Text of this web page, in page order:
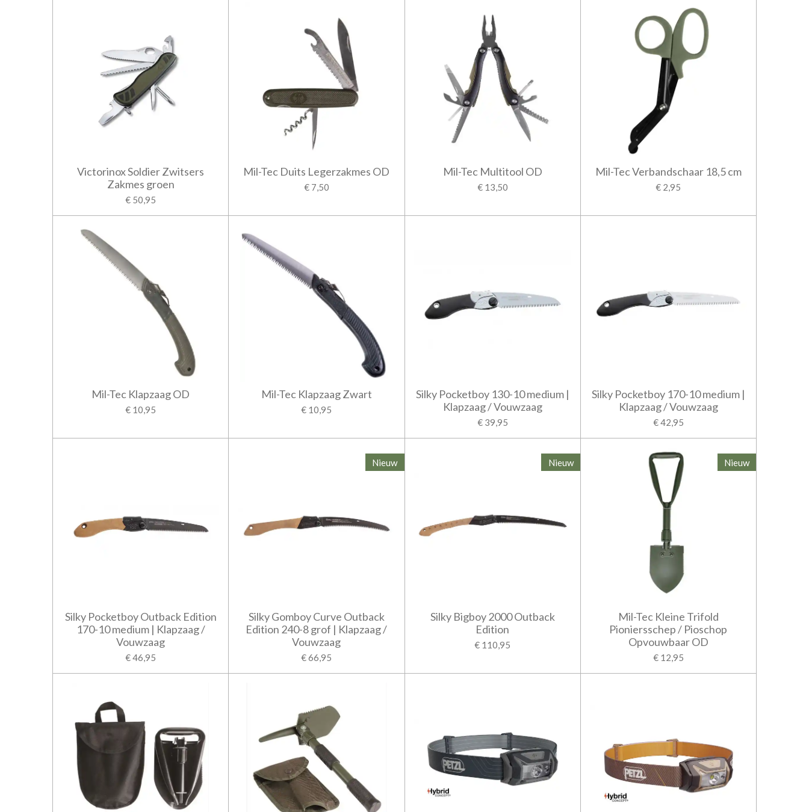
Victorinox Soldier Zwitsers
Zakmes groen
€ 50,95
Mil-Tec Duits Legerzakmes OD
€ 7,50
Mil-Tec Multitool OD
€ 13,50
Mil-Tec Verbandschaar 18,5 cm
€ 2,95
Mil-Tec Klapzaag OD
€ 10,95
Mil-Tec Klapzaag Zwart
€ 10,95
Silky Pocketboy 130-10 medium |
Klapzaag / Vouwzaag
€ 39,95
Silky Pocketboy 170-10 medium |
Klapzaag / Vouwzaag
€ 42,95
Silky Pocketboy Outback Edition
170-10 medium | Klapzaag /
Vouwzaag
€ 46,95
Nieuw
Silky Gomboy Curve Outback
Edition 240-8 grof | Klapzaag /
Vouwzaag
€ 66,95
Nieuw
Silky Bigboy 2000 Outback
Edition
€ 110,95
Nieuw
Mil-Tec Kleine Trifold
Pioniersschep / Pioschop
Opvouwbaar OD
€ 12,95